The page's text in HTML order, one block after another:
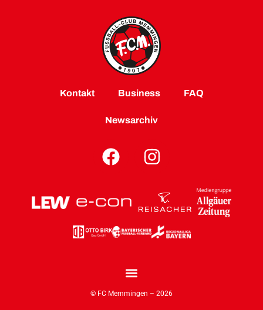
Kontakt Business FAQ
Newsarchiv
© FC Memmingen – 2026